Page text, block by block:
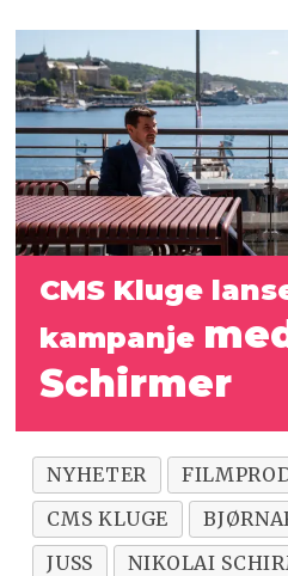
CMS Kluge
kampanje
Schirmer
NYHETER
CMS KLUGE
JUSS
NIKOLAI